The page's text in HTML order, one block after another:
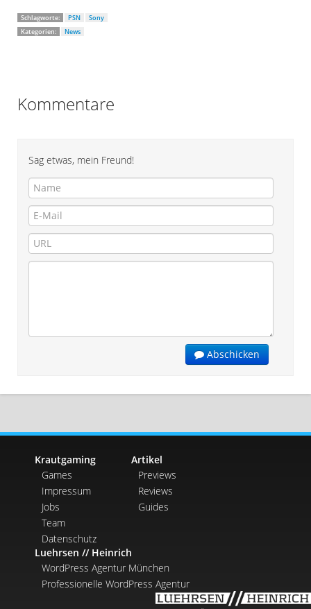
Schlagworte: PSN
Sony
Kategorien:
News
Kommentare
Sag etwas, mein Freund!
Abschicken
Krautgaming
Games
Impressum
Jobs
Team
Datenschutz
Artikel
Previews
Reviews
Guides
Luehrsen // Heinrich
WordPress Agentur München
Professionelle WordPress Agentur